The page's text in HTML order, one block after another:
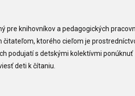
pre knihovníkov a pedagogických
čitateľom, ktorého cieľom je
podujatí s detskými kolektívmi ponúknuť
deti k čítaniu.